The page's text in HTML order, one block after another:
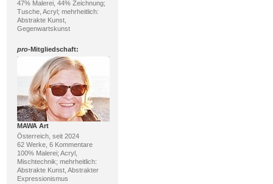
47% Malerei, 44% Zeichnung;
Tusche, Acryl; mehrheitlich:
Abstrakte Kunst,
Gegenwartskunst
pro-Mitgliedschaft:
MAWA Art
Österreich, seit 2024
62 Werke, 6 Kommentare
100% Malerei; Acryl,
Mischtechnik; mehrheitlich:
Abstrakte Kunst, Abstrakter
Expressionismus